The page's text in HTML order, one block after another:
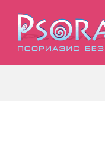
content